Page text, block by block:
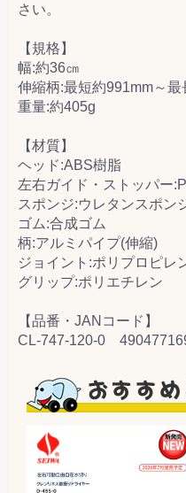
さい。
【規格】
幅:約36㎝
伸縮柄:最短約991mm～最
重量:約405g
【材質】
ヘッド:ABS樹脂
左右ガイド・ストッパー
スポンジ:ウレタンスポン
ゴム:合成ゴム
柄:アルミパイプ(伸縮)
ジョイント:ポリプロピレ
グリップ:ポリエチレン
【品番・JANコード】
CL-747-120-0